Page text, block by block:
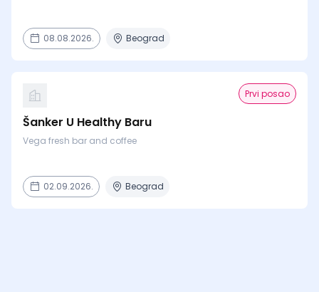
08.08.2026. Beograd
Prvi posao
Šanker U Healthy Baru
Vega fresh bar and coffee
02.09.2026. Beograd